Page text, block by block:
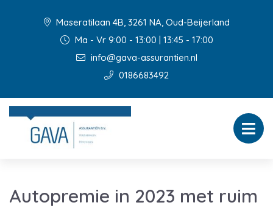
Maseratilaan 4B, 3261 NA, Oud-Beijerland
Ma - Vr 9:00 - 13:00 | 13:45 - 17:00
info@gava-assurantien.nl
0186683492
Autopremie in 2023 met ruim